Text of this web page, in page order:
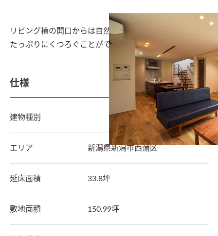
リビング横の開口からは自然光を多く採り入れ、開放感
たっぷりにくつろぐことができる
仕様
建物種別
エリア 新潟県新潟市西蒲区
延床面積 33.8坪
敷地面積 150.99坪